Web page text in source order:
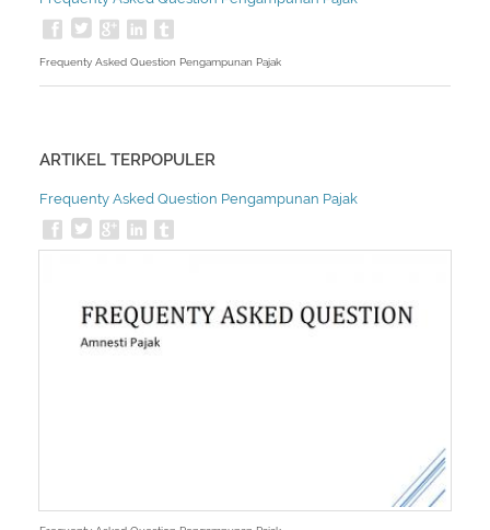
Frequenty Asked Question Pengampunan Pajak
ARTIKEL TERPOPULER
Frequenty Asked Question Pengampunan Pajak